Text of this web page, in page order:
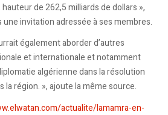
de 262,5 milliards de dollars »,
une invitation adressée à ses membres.
également aborder d’autres
et internationale et notamment
algérienne dans la résolution
région. », ajoute la même source.
actualite/lamamra-en-